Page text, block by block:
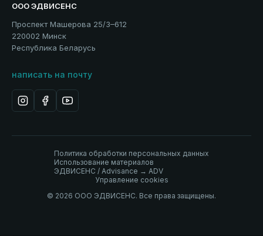
ООО ЭДВИСЕНС
Проспект Машерова 25/3–612
220002 Минск
Республика Беларусь
написать на почту
Политика обработки персональных данных
Использование материалов
ЭДВИСЕНС / Advisance → ADV
Управление cookies
© 2026 ООО ЭДВИСЕНС. Все права защищены.